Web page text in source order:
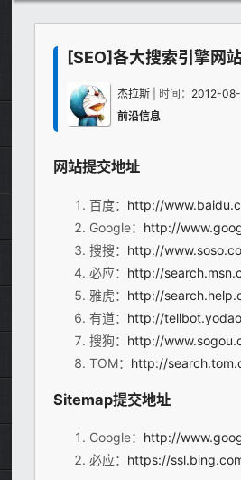
[SEO]各大搜索引擎网
杰拉斯 | 时间： 2012-
前沿信息
网站提交地址
百度： http://
Google： http://
搜搜： http://
必应： http://
雅虎： http://
有道： http://
搜狗： http://
TOM： http://
Sitemap提交地址
Google： http://
必应： https://